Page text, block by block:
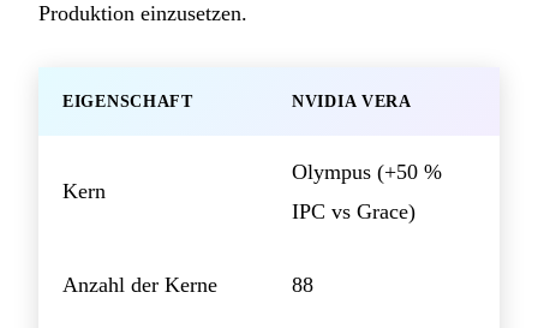
Produktion einzusetzen.
EIGENSCHAFT NVIDIA VERA
Kern
Olympus (+50 %
IPC vs Grace)
Anzahl der Kerne 88